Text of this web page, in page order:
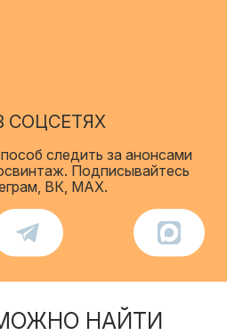
СОЦСЕТЯХ
следить за анонсами
Подписывайтесь
ВК, МАХ.
НАЙТИ